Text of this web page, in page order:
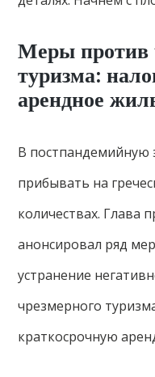
Меры против
туризма:
арендное
В постпандемийную
прибывать на
количествах. Глава
анонсировал ряд
устранение
чрезмерного
краткосрочную